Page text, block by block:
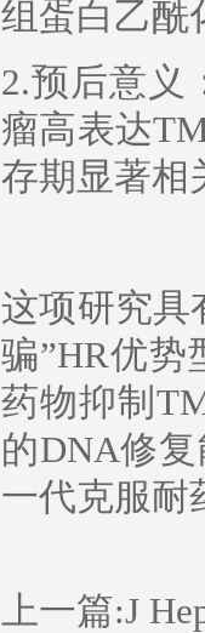
组蛋白乙酰
2.预后意义
瘤高表达
存期显著相
这项研究具
骗”HR优
药物抑制
的DNA修
一代克服耐
上一篇:J